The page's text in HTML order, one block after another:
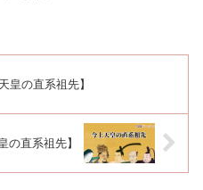
皇の直系祖先】
の直系祖先】